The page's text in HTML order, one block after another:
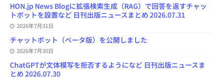
HON.jp News Blogに拡張検索生成（RAG）で回答を返すチャッ
トボットを設置など 日刊出版ニュースまとめ 2026.07.31
2026年7月31日
チャットボット（ベータ版）を公開しました
2026年7月30日
ChatGPTが文体模写を拒否するようになど 日刊出版ニュースま
とめ 2026.07.30